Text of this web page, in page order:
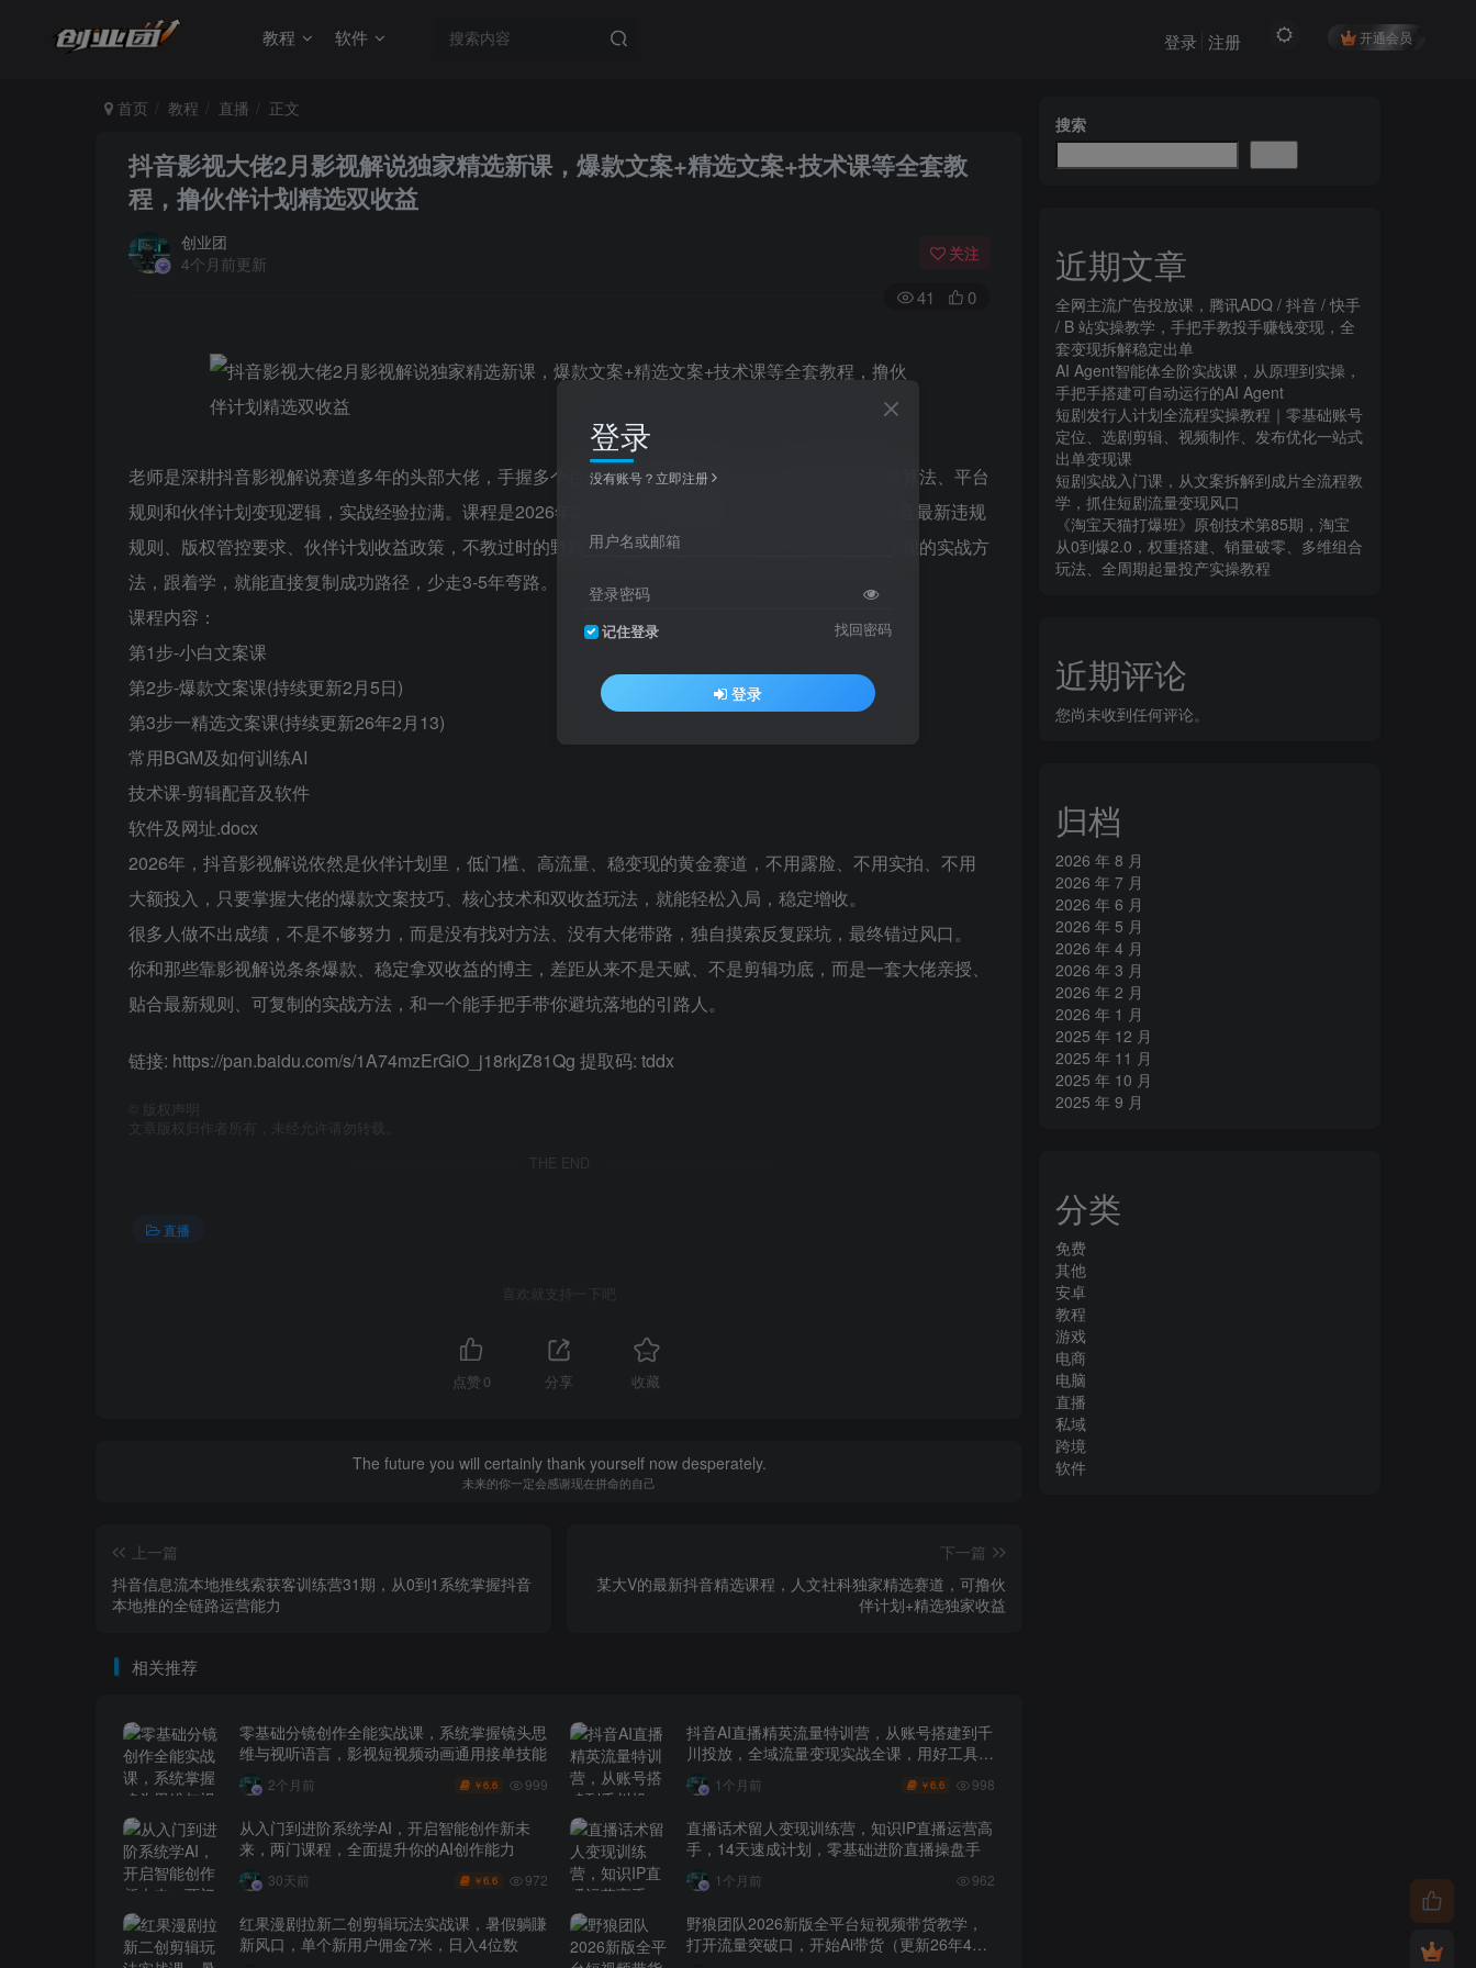
教程 软件 开通会员
登录 注册
首页 教程 直播 正文
抖音影视大佬2月影视解说独家精选新课，爆款文案+精选文案+技术课等全套教
程，撸伙伴计划精选双收益
创业团
4个月前更新
关注
41 0
老师是深耕抖音影视解说赛道多年的头部大佬，手握多个百万粉丝影视解说账号，深谙抖音最新流量算法、平台
规则和伙伴计划变现逻辑，实战经验拉满。课程是2026年2月全新打磨的独家精选内容，实时同步抖音最新违规
规则、版权管控要求、伙伴计划收益政策，不教过时的野路子，只教大佬自己正在用、能落地、能变现的实战方
法，跟着学，就能直接复制成功路径，少走3-5年弯路。
课程内容：
第1步-小白文案课
第2步-爆款文案课(持续更新2月5日)
第3步一精选文案课(持续更新26年2月13)
常用BGM及如何训练AI
技术课-剪辑配音及软件
软件及网址.docx
2026年，抖音影视解说依然是伙伴计划里，低门槛、高流量、稳变现的黄金赛道，不用露脸、不用实拍、不用
大额投入，只要掌握大佬的爆款文案技巧、核心技术和双收益玩法，就能轻松入局，稳定增收。
很多人做不出成绩，不是不够努力，而是没有找对方法、没有大佬带路，独自摸索反复踩坑，最终错过风口。
你和那些靠影视解说条条爆款、稳定拿双收益的博主，差距从来不是天赋、不是剪辑功底，而是一套大佬亲授、
贴合最新规则、可复制的实战方法，和一个能手把手带你避坑落地的引路人。
链接: https://pan.baidu.com/s/1A74mzErGiO_j18rkjZ81Qg 提取码: tddx
版权声明
文章版权归作者所有，未经允许请勿转载。
THE END
直播
喜欢就支持一下吧
点赞 0 分享 收藏
The future you will certainly thank yourself now desperately.
未来的你一定会感谢现在拼命的自己
上一篇
抖音信息流本地推线索获客训练营31期，从0到1系统掌握抖音
本地推的全链路运营能力
下一篇
某大V的最新抖音精选课程，人文社科独家精选赛道，可撸伙
伴计划+精选独家收益
相关推荐
零基础分镜创作全能实战课，系统掌握镜头思
维与视听语言，影视短视频动画通用接单技能
2个月前 ￥6.6 999
抖音AI直播精英流量特训营，从账号搭建到千
川投放，全域流量变现实战全课，用好工具让
賺钱更简单
1个月前 ￥6.6 998
从入门到进阶系统学AI，开启智能创作新未
来，两门课程，全面提升你的AI创作能力
30天前 ￥6.6 972
直播话术留人变现训练营，知识IP直播运营高
手，14天速成计划，零基础进阶直播操盘手
1个月前 962
红果漫剧拉新二创剪辑玩法实战课，暑假躺賺
新风口，单个新用户佣金7米，日入4位数
野狼团队2026新版全平台短视频带货教学，
打开流量突破口，开始Ai带货（更新26年4月
搜索
近期文章
全网主流广告投放课，腾讯ADQ / 抖音 / 快手
/ B 站实操教学，手把手教投手赚钱变现，全
套变现拆解稳定出单
AI Agent智能体全阶实战课，从原理到实操，
手把手搭建可自动运行的AI Agent
短剧发行人计划全流程实操教程｜零基础账号
定位、选剧剪辑、视频制作、发布优化一站式
出单变现课​
短剧实战入门课，从文案拆解到成片全流程教
学，抓住短剧流量变现风口
《淘宝天猫打爆班》原创技术第85期，淘宝
从0到爆2.0，权重搭建、销量破零、多维组合
玩法、全周期起量投产实操教程
近期评论
您尚未收到任何评论。
归档
2026 年 8 月
2026 年 7 月
2026 年 6 月
2026 年 5 月
2026 年 4 月
2026 年 3 月
2026 年 2 月
2026 年 1 月
2025 年 12 月
2025 年 11 月
2025 年 10 月
2025 年 9 月
分类
免费
其他
安卓
教程
游戏
电商
电脑
直播
私域
跨境
软件
登录
没有账号？立即注册
用户名或邮箱
登录密码
记住登录 找回密码
登录